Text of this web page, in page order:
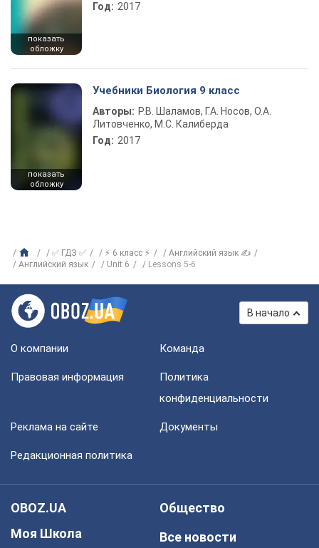
показать
обложку
Год: 2017
показать
обложку
Учебники Биология 9 класс
Авторы: Р.В. Шаламов, Г.А. Носов, О.А.
Литовченко, М.С. Калиберда
Год: 2017
✅ ГДЗ ✅ ⚡ 6 класс ⚡
Английский язык ✍
Английский язык
Unit 6 Lessons 5-6
В начало
О компании Команда
Правовая информация
Политика
конфиденциальности
Реклама на сайте Документы
Редакционная политика
OBOZ.UA
Моя Школа
Общество
Все новости